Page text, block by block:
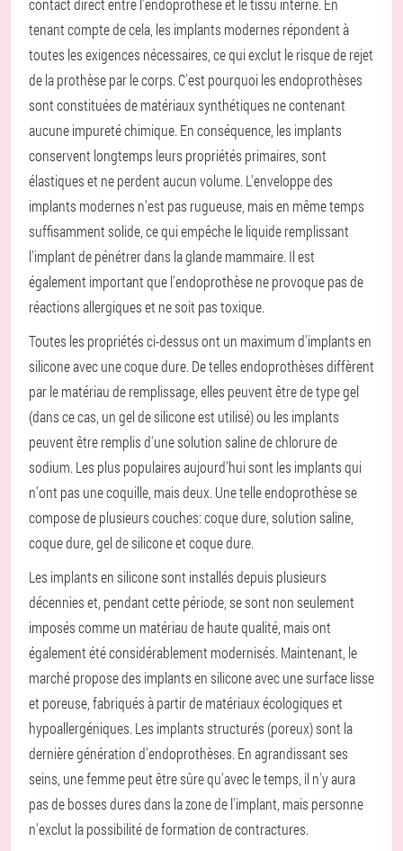
contact direct entre l'endoprothèse et le tissu interne. En
tenant compte de cela, les implants modernes répondent à
toutes les exigences nécessaires, ce qui exclut le risque de rejet
de la prothèse par le corps. C'est pourquoi les endoprothèses
sont constituées de matériaux synthétiques ne contenant
aucune impureté chimique. En conséquence, les implants
conservent longtemps leurs propriétés primaires, sont
élastiques et ne perdent aucun volume. L'enveloppe des
implants modernes n'est pas rugueuse, mais en même temps
suffisamment solide, ce qui empêche le liquide remplissant
l'implant de pénétrer dans la glande mammaire. Il est
également important que l'endoprothèse ne provoque pas de
réactions allergiques et ne soit pas toxique.
Toutes les propriétés ci-dessus ont un maximum d'implants en
silicone avec une coque dure. De telles endoprothèses diffèrent
par le matériau de remplissage, elles peuvent être de type gel
(dans ce cas, un gel de silicone est utilisé) ou les implants
peuvent être remplis d'une solution saline de chlorure de
sodium. Les plus populaires aujourd'hui sont les implants qui
n'ont pas une coquille, mais deux. Une telle endoprothèse se
compose de plusieurs couches: coque dure, solution saline,
coque dure, gel de silicone et coque dure.
Les implants en silicone sont installés depuis plusieurs
décennies et, pendant cette période, se sont non seulement
imposés comme un matériau de haute qualité, mais ont
également été considérablement modernisés. Maintenant, le
marché propose des implants en silicone avec une surface lisse
et poreuse, fabriqués à partir de matériaux écologiques et
hypoallergéniques. Les implants structurés (poreux) sont la
dernière génération d'endoprothèses. En agrandissant ses
seins, une femme peut être sûre qu'avec le temps, il n'y aura
pas de bosses dures dans la zone de l'implant, mais personne
n'exclut la possibilité de formation de contractures.